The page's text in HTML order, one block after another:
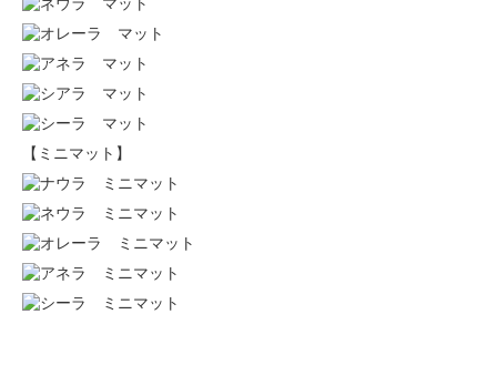
【ミニマット】